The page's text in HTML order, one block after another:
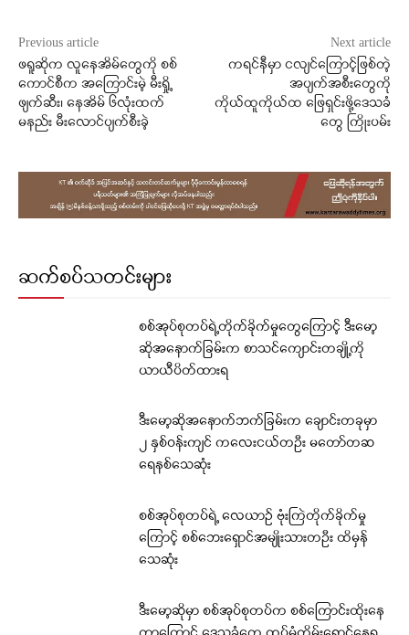
Previous article
ဖရူဆိုက လူနေအိမ်တွေကို စစ်
ကောင်စီက အကြောင်းမဲ့ မီးရှို့
ဖျက်ဆီး၊ နေအိမ် ၆လုံးထက်
မနည်း မီးလောင်ပျက်စီးခဲ့
Next article
ကရင်နီမှာ ငလျင်‌ကြောင့်ဖြစ်တဲ့
အပျက်အစီးတွေကို
ကိုယ်ထူကိုယ်ထ ဖြေရှင်းဖို့ဒေသခံ
တွေ ကြိုးပမ်း
ဆက်စပ်သတင်းများ
စစ်အုပ်စုတပ်ရဲ့တိုက်ခိုက်မှုတွေကြောင့် ဒီးမော့
ဆိုအနောက်ခြမ်းက စာသင်ကျောင်းတချို့ကို
ယာယီပိတ်ထားရ
ဒီးမော့ဆိုအနောက်ဘက်ခြမ်းက ချောင်းတခုမှာ
၂ နှစ်ဝန်းကျင် ကလေးငယ်တဦး မတော်တဆ
ရေနစ်သေဆုံး
စစ်အုပ်စုတပ်ရဲ့ လေယာဉ် ဗုံးကြဲတိုက်ခိုက်မှု
ကြောင့် စစ်ဘေးရှောင်အမျိုးသားတဦး ထိမှန်
သေဆုံး
ဒီးမော့ဆိုမှာ စစ်အုပ်စုတပ်က စစ်ကြောင်းထိုးနေ